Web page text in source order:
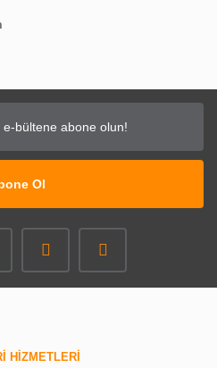
Ol
HİZMETLERİ